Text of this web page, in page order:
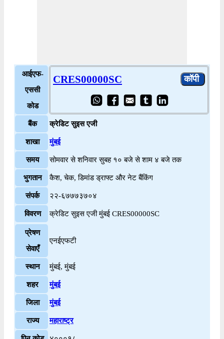
आईएफ-
एससी
कोड
CRES00000SC
बैंक क्रेडिट सुइस एजी
शाखा मुंबई
समय सोमवार से शनिवार सुबह १० बजे से शाम ४ बजे तक
भुगतान कैश, चेक, डिमांड ड्राफ्ट और नेट बैंकिंग
संपर्क २२-६७७७३७०४
विवरण क्रेडिट सुइस एजी मुंबई CRES00000SC
प्रेषण
सेवाएँ
एनईएफटी
स्थान मुंबई, मुंबई
शहर मुंबई
जिला मुंबई
राज्य महाराष्ट्र